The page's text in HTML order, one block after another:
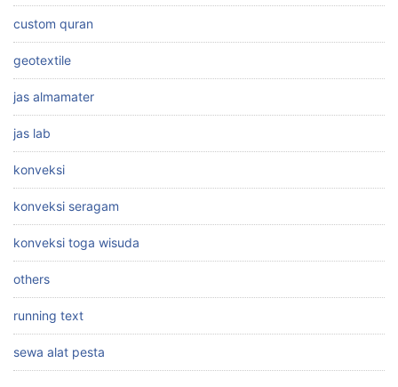
custom quran
geotextile
jas almamater
jas lab
konveksi
konveksi seragam
konveksi toga wisuda
others
running text
sewa alat pesta